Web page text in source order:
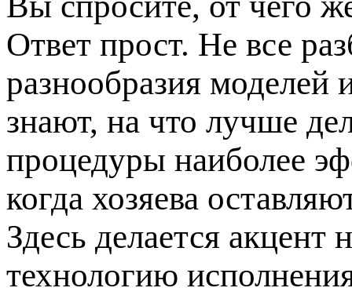
Ответ прост. Не все
разнообразия моделей
знают, на что лучше
процедуры наиболее
когда хозяева
Здесь делается акцент
технологию